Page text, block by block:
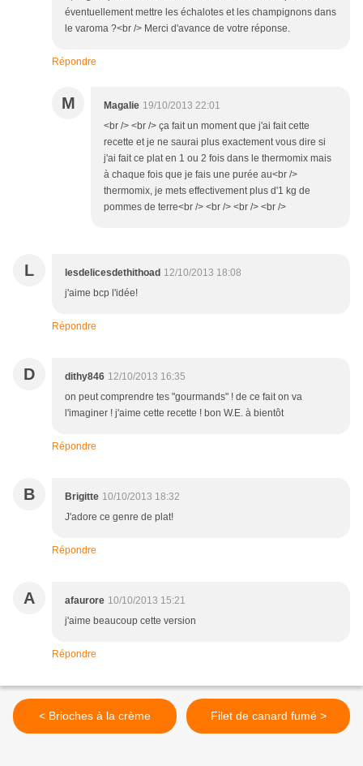
éventuellement mettre les échalotes et les champignons dans
le varoma ?<br /> Merci d'avance de votre réponse.
Répondre
M Magalie 19/10/2013 22:01
<br /> <br /> ça fait un moment que j'ai fait cette
recette et je ne saurai plus exactement vous dire si
j'ai fait ce plat en 1 ou 2 fois dans le thermomix mais
à chaque fois que je fais une purée au<br />
thermomix, je mets effectivement plus d'1 kg de
pommes de terre<br /> <br /> <br /> <br />
L lesdelicesdethithoad 12/10/2013 18:08
j'aime bcp l'idée!
Répondre
D dithy846 12/10/2013 16:35
on peut comprendre tes "gourmands" ! de ce fait on va
l'imaginer ! j'aime cette recette ! bon W.E. à bientôt
Répondre
B Brigitte 10/10/2013 18:32
J'adore ce genre de plat!
Répondre
A afaurore 10/10/2013 15:21
j'aime beaucoup cette version
Répondre
< Brioches à la crème Filet de canard fumé >